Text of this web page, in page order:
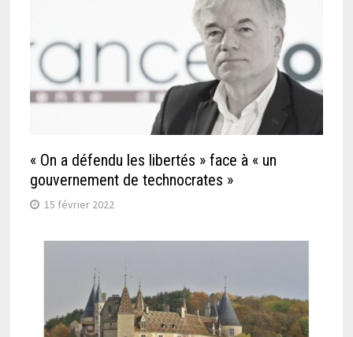
« On a défendu les libertés » face à « un
gouvernement de technocrates »
15 février 2022